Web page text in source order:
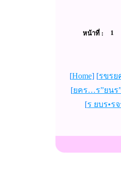
หน้าที่ : 1
[Home] [รขร
[ยคร…ร”ยนร
[ร ยบร•ร